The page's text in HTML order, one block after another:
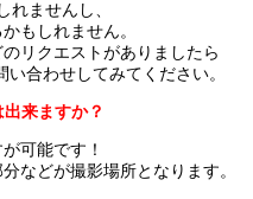
れませんし、
もしれません。
リクエストがありましたら
合わせしてみてください。
来ますか？
可能です！
などが撮影場所となります。